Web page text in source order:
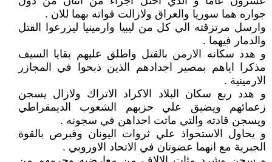
جواره هما سوريا والعراق ولازالت قواته بهما للان .
وارسل مرتزقته الي كل من ليبيا وارمينيا ليزرعوا القتل
والدمار فيهما .
و هدد سكانه الارمن بالقتل واطلق عليهم بقايا السيف
مذكرا اياهم بمصير اجدادهم الذين ذبحوا في المجازر
الارمينية .
و هدد ربع سكان البلاد الاكراد الاتراك ولازال يسجن
زعمائهم ويضيق علي حزبهم الشعوب الديمقراطي
ويسجن قادته والتي ماتت احداهن في سجونه .
و يحاول الاستحواذ علي ثروات اليونان وقبرص بالقوة
الجبرية مع انهما عضوتان في الاتحاد الاوروبي .